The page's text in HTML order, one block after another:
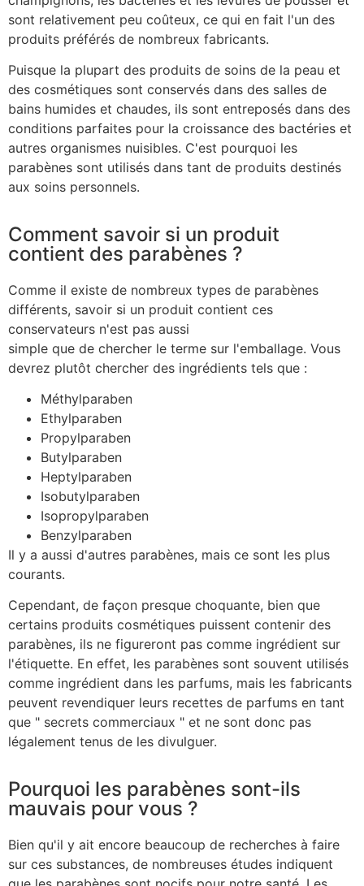
sont relativement peu coûteux, ce qui en fait l'un des
produits préférés de nombreux fabricants.
Puisque la plupart des produits de soins de la peau et
des cosmétiques sont conservés dans des salles de
bains humides et chaudes, ils sont entreposés dans des
conditions parfaites pour la croissance des bactéries et
autres organismes nuisibles. C'est pourquoi les
parabènes sont utilisés dans tant de produits destinés
aux soins personnels.
Comment savoir si un produit
contient des parabènes ?
Comme il existe de nombreux types de parabènes
différents, savoir si un produit contient ces
conservateurs n'est pas aussi
simple que de chercher le terme sur l'emballage. Vous
devrez plutôt chercher des ingrédients tels que :
Méthylparaben
Ethylparaben
Propylparaben
Butylparaben
Heptylparaben
Isobutylparaben
Isopropylparaben
Benzylparaben
Il y a aussi d'autres parabènes, mais ce sont les plus
courants.
Cependant, de façon presque choquante, bien que
certains produits cosmétiques puissent contenir des
parabènes, ils ne figureront pas comme ingrédient sur
l'étiquette. En effet, les parabènes sont souvent utilisés
comme ingrédient dans les parfums, mais les fabricants
peuvent revendiquer leurs recettes de parfums en tant
que " secrets commerciaux " et ne sont donc pas
légalement tenus de les divulguer.
Pourquoi les parabènes sont-ils
mauvais pour vous ?
Bien qu'il y ait encore beaucoup de recherches à faire
sur ces substances, de nombreuses études indiquent